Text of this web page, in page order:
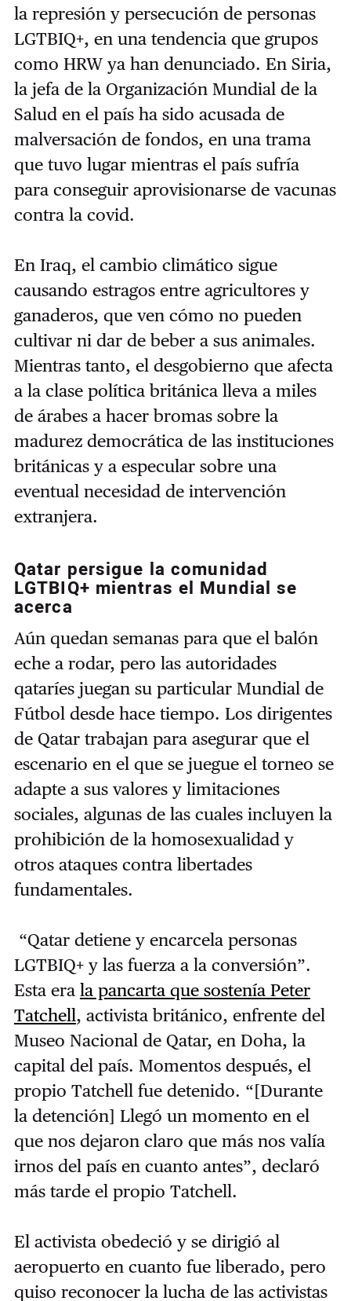
la represión y persecución de personas
LGTBIQ+, en una tendencia que grupos
como HRW ya han denunciado. En Siria,
la jefa de la Organización Mundial de la
Salud en el país ha sido acusada de
malversación de fondos, en una trama
que tuvo lugar mientras el país sufría
para conseguir aprovisionarse de vacunas
contra la covid.
En Iraq, el cambio climático sigue
causando estragos entre agricultores y
ganaderos, que ven cómo no pueden
cultivar ni dar de beber a sus animales.
Mientras tanto, el desgobierno que afecta
a la clase política británica lleva a miles
de árabes a hacer bromas sobre la
madurez democrática de las instituciones
británicas y a especular sobre una
eventual necesidad de intervención
extranjera.
Qatar persigue la comunidad
LGTBIQ+ mientras el Mundial se
acerca
Aún quedan semanas para que el balón
eche a rodar, pero las autoridades
qataríes juegan su particular Mundial de
Fútbol desde hace tiempo. Los dirigentes
de Qatar trabajan para asegurar que el
escenario en el que se juegue el torneo se
adapte a sus valores y limitaciones
sociales, algunas de las cuales incluyen la
prohibición de la homosexualidad y
otros ataques contra libertades
fundamentales.
“Qatar detiene y encarcela personas
LGTBIQ+ y las fuerza a la conversión”.
Esta era la pancarta que sostenía Peter
Tatchell, activista británico, enfrente del
Museo Nacional de Qatar, en Doha, la
capital del país. Momentos después, el
propio Tatchell fue detenido. “[Durante
la detención] Llegó un momento en el
que nos dejaron claro que más nos valía
irnos del país en cuanto antes”, declaró
más tarde el propio Tatchell.
El activista obedeció y se dirigió al
aeropuerto en cuanto fue liberado, pero
quiso reconocer la lucha de las activistas